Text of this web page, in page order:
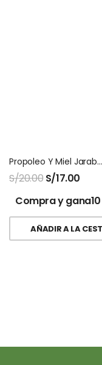
Propoleo Y Miel Jarabe Fitosana
S/20.00 S/17.00
Compra y gana10
AÑADIR A LA